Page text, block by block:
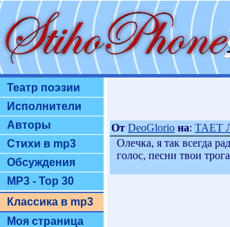
Театр поэзии
Исполнители
Авторы
Стихи в mp3
Обсуждения
MP3 - Top 30
Классика в mp3
Моя страница
От DeoGlorio на: ТАЕТ
Олечка, я так всегда
голос, песни твои